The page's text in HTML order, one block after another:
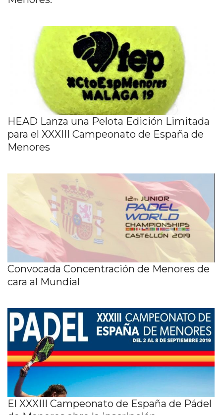
HEAD Lanza una Pelota Edición Limitada
para el XXXIII Campeonato de España de
Menores
Convocada Concentración de Menores de
cara al Mundial
El XXXIII Campeonato de España de Pádel